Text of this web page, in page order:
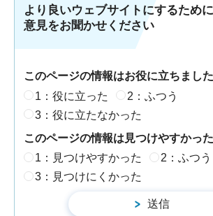
より良いウェブサイトにするため
意見をお聞かせください
このページの情報はお役に立ちまし
1：役に立った
2：ふつう
3：役に立たなかった
このページの情報は見つけやすかっ
1：見つけやすかった
2：ふつう
3：見つけにくかった